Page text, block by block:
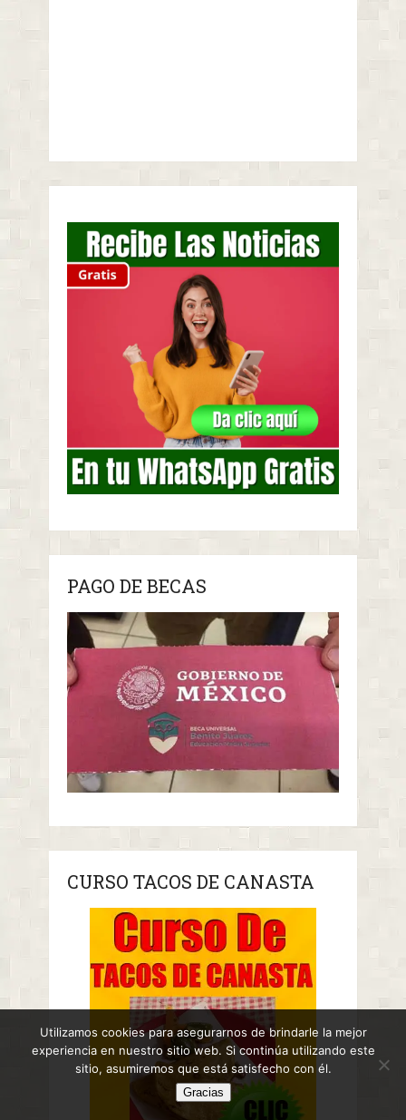
PAGO DE BECAS
CURSO TACOS DE CANASTA
Utilizamos cookies para asegurarnos de brindarle la mejor
experiencia en nuestro sitio web. Si continúa utilizando este
sitio, asumiremos que está satisfecho con él.
Gracias